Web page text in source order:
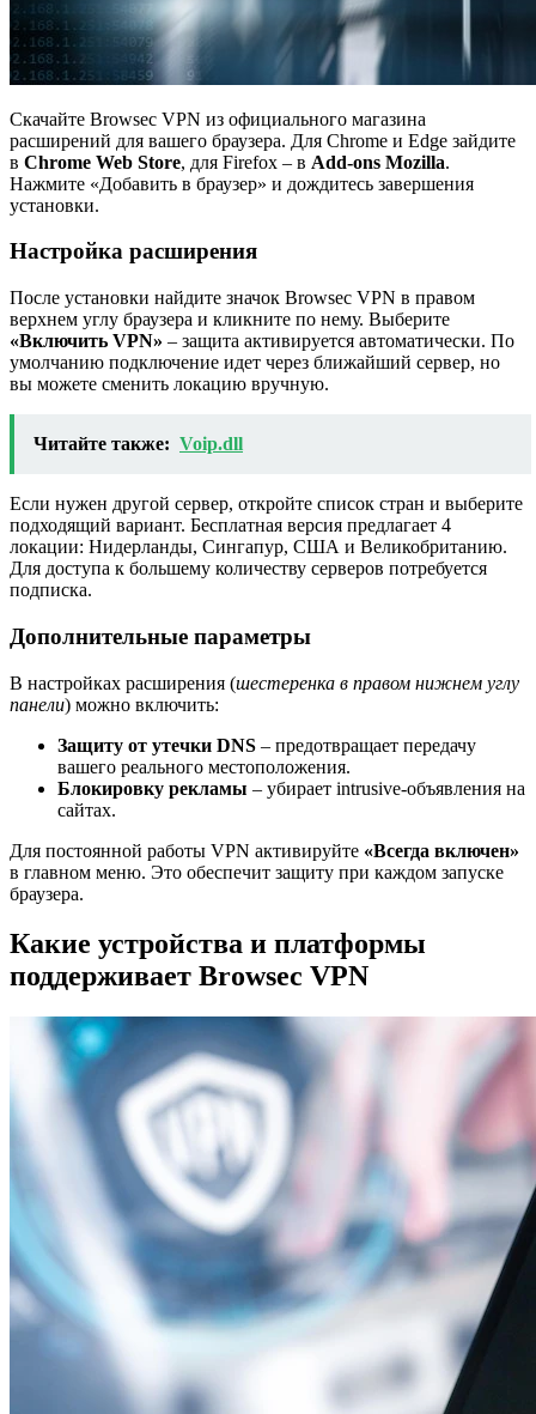
Скачайте Browsec VPN из официального магазина
расширений для вашего браузера. Для Chrome и Edge зайдите
в Chrome Web Store, для Firefox – в Add-ons Mozilla.
Нажмите «Добавить в браузер» и дождитесь завершения
установки.
Настройка расширения
После установки найдите значок Browsec VPN в правом
верхнем углу браузера и кликните по нему. Выберите
«Включить VPN» – защита активируется автоматически. По
умолчанию подключение идет через ближайший сервер, но
вы можете сменить локацию вручную.
Читайте также: Voip.dll
Если нужен другой сервер, откройте список стран и выберите
подходящий вариант. Бесплатная версия предлагает 4
локации: Нидерланды, Сингапур, США и Великобританию.
Для доступа к большему количеству серверов потребуется
подписка.
Дополнительные параметры
В настройках расширения (шестеренка в правом нижнем углу
панели) можно включить:
Защиту от утечки DNS – предотвращает передачу
вашего реального местоположения.
Блокировку рекламы – убирает intrusive-объявления на
сайтах.
Для постоянной работы VPN активируйте «Всегда включен»
в главном меню. Это обеспечит защиту при каждом запуске
браузера.
Какие устройства и платформы
поддерживает Browsec VPN